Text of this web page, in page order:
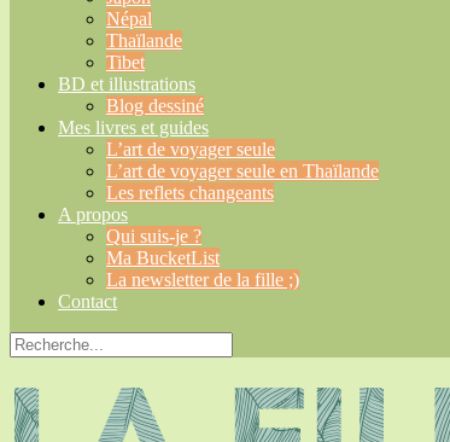
Népal
Thaïlande
Tibet
BD et illustrations
Blog dessiné
Mes livres et guides
L’art de voyager seule
L’art de voyager seule en Thaïlande
Les reflets changeants
A propos
Qui suis-je ?
Ma BucketList
La newsletter de la fille ;)
Contact